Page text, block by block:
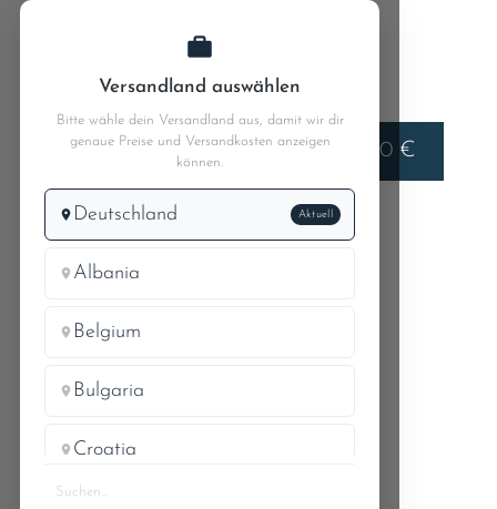
Liefern nach
Deutschland 0,00 €
MB W111
MB 220b 111.010
BREMSLEITUNG
Versandland auswählen
Bitte wähle dein Versandland aus, damit wir dir
genaue Preise und Versandkosten anzeigen
können.
Deutschland Aktuell
Albania
Belgium
Bulgaria
Croatia